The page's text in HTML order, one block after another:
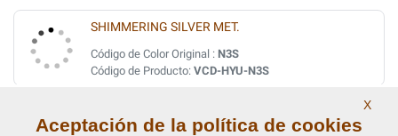
SHIMMERING SILVER MET.
Código de Color Original : N3S
Código de Producto: VCD-HYU-N3S
SHIMMERING WHITE MET.
X
Aceptación de la política de cookies